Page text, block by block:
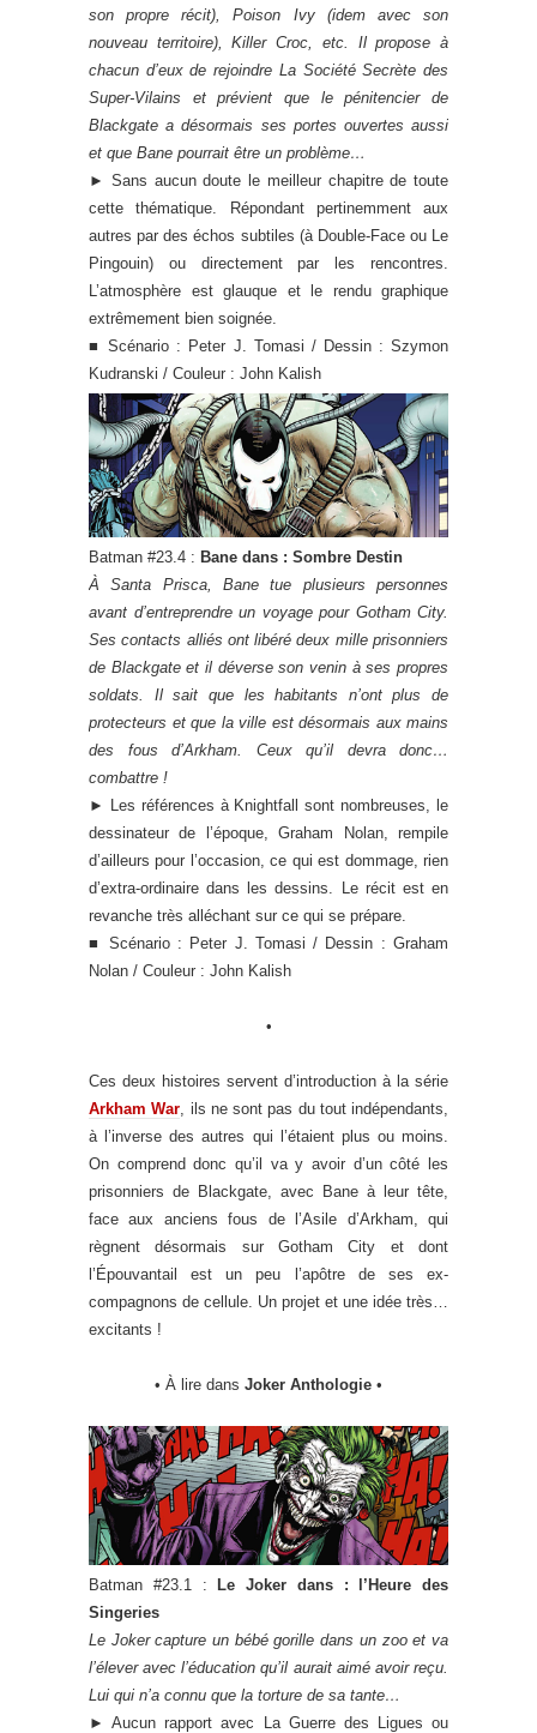
son propre récit), Poison Ivy (idem avec son
nouveau territoire), Killer Croc, etc. Il propose à
chacun d’eux de rejoindre La Société Secrète des
Super-Vilains et prévient que le pénitencier de
Blackgate a désormais ses portes ouvertes aussi
et que Bane pourrait être un problème…
► Sans aucun doute le meilleur chapitre de toute
cette thématique. Répondant pertinemment aux
autres par des échos subtiles (à Double-Face ou Le
Pingouin) ou directement par les rencontres.
L’atmosphère est glauque et le rendu graphique
extrêmement bien soignée.
■ Scénario : Peter J. Tomasi / Dessin : Szymon
Kudranski / Couleur : John Kalish
Batman #23.4 : Bane dans : Sombre Destin
À Santa Prisca, Bane tue plusieurs personnes
avant d’entreprendre un voyage pour Gotham City.
Ses contacts alliés ont libéré deux mille prisonniers
de Blackgate et il déverse son venin à ses propres
soldats. Il sait que les habitants n’ont plus de
protecteurs et que la ville est désormais aux mains
des fous d’Arkham. Ceux qu’il devra donc…
combattre !
►
Les références à Knightfall sont nombreuses, le
dessinateur de l’époque, Graham Nolan, rempile
d’ailleurs pour l’occasion, ce qui est dommage, rien
d’extra-ordinaire dans les dessins. Le récit est en
revanche très alléchant sur ce qui se prépare.
■ Scénario : Peter J. Tomasi / Dessin : Graham
Nolan / Couleur : John Kalish
•
Ces deux histoires servent d’introduction à la série
Arkham War , ils ne sont pas du tout indépendants,
à l’inverse des autres qui l’étaient plus ou moins.
On comprend donc qu’il va y avoir d’un côté les
prisonniers de Blackgate, avec Bane à leur tête,
face aux anciens fous de l’Asile d’Arkham, qui
règnent désormais sur Gotham City et dont
l’Épouvantail est un peu l’apôtre de ses ex-
compagnons de cellule. Un projet et une idée très…
excitants !
• À lire dans Joker Anthologie •
Batman #23.1 :Le Joker dans : l’Heure des
Singeries
Le Joker capture un bébé gorille dans un zoo et va
l’élever avec l’éducation qu’il aurait aimé avoir reçu.
Lui qui n’a connu que la torture de sa tante…
► Aucun rapport avec La Guerre des Ligues ou